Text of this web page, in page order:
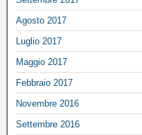
Agosto 2017
Luglio 2017
Maggio 2017
Febbraio 2017
Novembre 2016
Settembre 2016